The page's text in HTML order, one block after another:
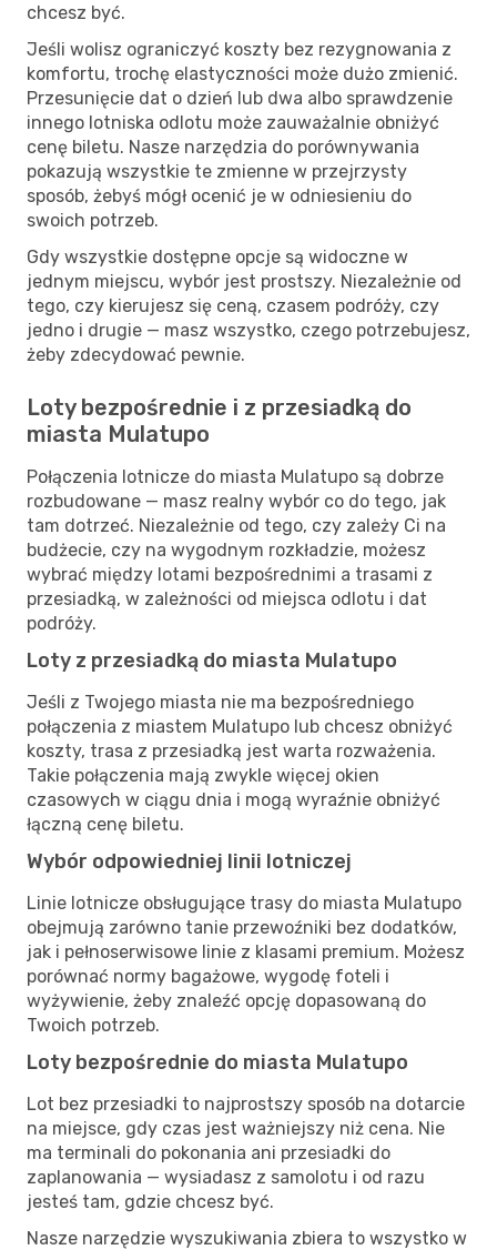
chcesz być.
Jeśli wolisz ograniczyć koszty bez rezygnowania z
komfortu, trochę elastyczności może dużo zmienić.
Przesunięcie dat o dzień lub dwa albo sprawdzenie
innego lotniska odlotu może zauważalnie obniżyć
cenę biletu. Nasze narzędzia do porównywania
pokazują wszystkie te zmienne w przejrzysty
sposób, żebyś mógł ocenić je w odniesieniu do
swoich potrzeb.
Gdy wszystkie dostępne opcje są widoczne w
jednym miejscu, wybór jest prostszy. Niezależnie od
tego, czy kierujesz się ceną, czasem podróży, czy
jedno i drugie — masz wszystko, czego potrzebujesz,
żeby zdecydować pewnie.
Loty bezpośrednie i z przesiadką do
miasta Mulatupo
Połączenia lotnicze do miasta Mulatupo są dobrze
rozbudowane — masz realny wybór co do tego, jak
tam dotrzeć. Niezależnie od tego, czy zależy Ci na
budżecie, czy na wygodnym rozkładzie, możesz
wybrać między lotami bezpośrednimi a trasami z
przesiadką, w zależności od miejsca odlotu i dat
podróży.
Loty z przesiadką do miasta Mulatupo
Jeśli z Twojego miasta nie ma bezpośredniego
połączenia z miastem Mulatupo lub chcesz obniżyć
koszty, trasa z przesiadką jest warta rozważenia.
Takie połączenia mają zwykle więcej okien
czasowych w ciągu dnia i mogą wyraźnie obniżyć
łączną cenę biletu.
Wybór odpowiedniej linii lotniczej
Linie lotnicze obsługujące trasy do miasta Mulatupo
obejmują zarówno tanie przewoźniki bez dodatków,
jak i pełnoserwisowe linie z klasami premium. Możesz
porównać normy bagażowe, wygodę foteli i
wyżywienie, żeby znaleźć opcję dopasowaną do
Twoich potrzeb.
Loty bezpośrednie do miasta Mulatupo
Lot bez przesiadki to najprostszy sposób na dotarcie
na miejsce, gdy czas jest ważniejszy niż cena. Nie
ma terminali do pokonania ani przesiadki do
zaplanowania — wysiadasz z samolotu i od razu
jesteś tam, gdzie chcesz być.
Nasze narzędzie wyszukiwania zbiera to wszystko w